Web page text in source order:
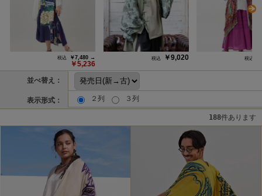
￥7,480 →
￥5,236
￥9,020
並べ替え：
表示形式： ２列 ３列
188件あります